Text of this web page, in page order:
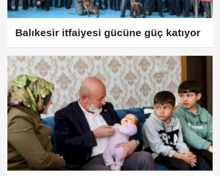
Balıkesir itfaiyesi gücüne güç katıyor